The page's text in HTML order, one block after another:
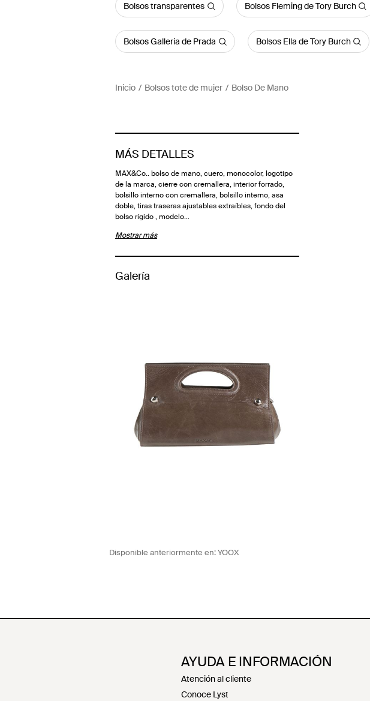
Bolsos transparentes Bolsos Fleming de Tory Burch
Bolsos Galleria de Prada Bolsos Ella de Tory Burch
Inicio Bolsos tote de mujer Bolso De Mano
MÁS DETALLES
MAX&Co.. bolso de mano, cuero, monocolor, logotipo
de la marca, cierre con cremallera, interior forrado,
bolsillo interno con cremallera, bolsillo interno, asa
doble, tiras traseras ajustables extraíbles, fondo del
bolso rígido , modelo…
Mostrar más
Galería
Disponible anteriormente en:YOOX
AYUDA E INFORMACIÓN
Atención al cliente
Conoce Lyst